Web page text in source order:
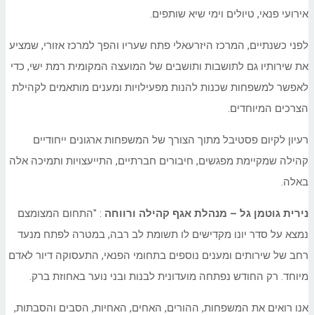
אירועי פנאי, טיולים וימי שיא שותפים.
לפני כשנתיים, המרכז היזרעאלי פתח שעריו והפך למרכז אזורי, שמציע
את שירותיו גם לתושבות ותושבים של המועצה המקומית רמת ישי, כדי
לאפשר למשפחות שכנות להנות מפעילויות ומענים מותאמים לקהילת
הצרכים המיוחדים.
רעיון לקיום פסטיבל מתוך הצורך של המשפחות ארגונים ייחודיים
קהילה שמקיימת מפגשים, חיבורים חברתיים, התייעצויות ותמיכה אלה
באלה.
נירית גוטמן גל – מנהלת אגף קהילה ורווחה : "התחום המצומצם
נמצא על סדר יונו מקדישים לו תשומת לב רבה, במטרה לפתח מנעד
רחב של שירותים ומענים נוספים בתחומי הפנאי, התעסוקה דיור לאדם
מיוחד. רק החודש נפתחה מועדונית לבנות ובני נוער באחוזת ברק.
אנו רואים את המשפחות, ההורים, האחים, האחיות, הסבים והסבתות,